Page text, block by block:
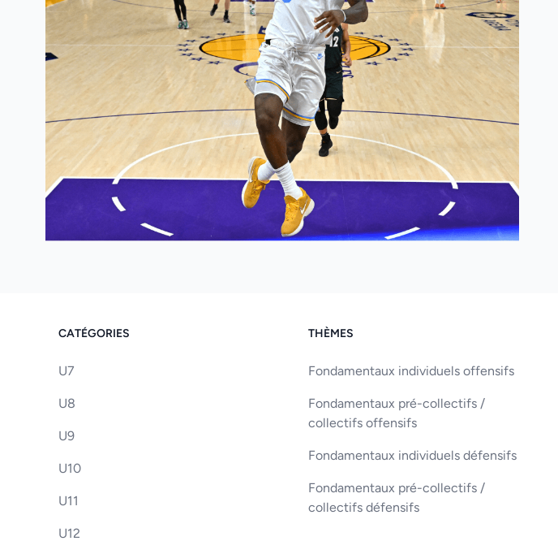
CATÉGORIES
U7
U8
U9
U10
U11
U12
THÈMES
Fondamentaux individuels offensifs
Fondamentaux pré-collectifs /
collectifs offensifs
Fondamentaux individuels défensifs
Fondamentaux pré-collectifs /
collectifs défensifs